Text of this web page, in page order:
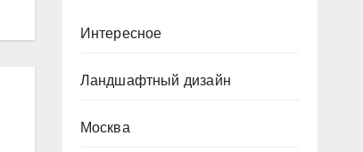
Интересное
Ландшафтный дизайн
Москва